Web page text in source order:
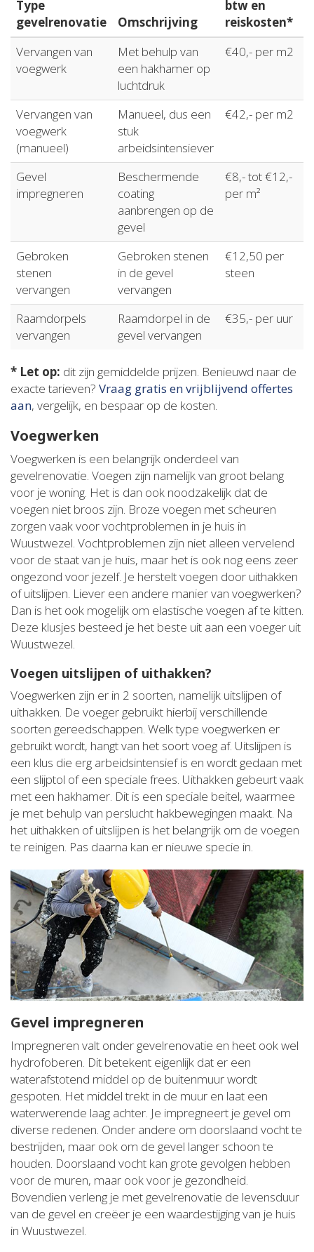
Type
gevelrenovatie
Omschrijving
btw en
reiskosten*
Vervangen van
voegwerk
Met behulp van
een hakhamer op
luchtdruk
€40,- per m2
Vervangen van
voegwerk
(manueel)
Manueel, dus een
stuk
arbeidsintensiever
€42,- per m2
Gevel
impregneren
Beschermende
coating
aanbrengen op de
gevel
€8,- tot €12,-
per m²
Gebroken
stenen
vervangen
Gebroken stenen
in de gevel
vervangen
€12,50 per
steen
Raamdorpels
vervangen
Raamdorpel in de
gevel vervangen
€35,- per uur
* Let op: dit zijn gemiddelde prijzen. Benieuwd naar de
exacte tarieven? Vraag gratis en vrijblijvend offertes
aan, vergelijk, en bespaar op de kosten.
Voegwerken
Voegwerken is een belangrijk onderdeel van
gevelrenovatie. Voegen zijn namelijk van groot belang
voor je woning. Het is dan ook noodzakelijk dat de
voegen niet broos zijn. Broze voegen met scheuren
zorgen vaak voor vochtproblemen in je huis in
Wuustwezel. Vochtproblemen zijn niet alleen vervelend
voor de staat van je huis, maar het is ook nog eens zeer
ongezond voor jezelf. Je herstelt voegen door uithakken
of uitslijpen. Liever een andere manier van voegwerken?
Dan is het ook mogelijk om elastische voegen af te kitten.
Deze klusjes besteed je het beste uit aan een voeger uit
Wuustwezel.
Voegen uitslijpen of uithakken?
Voegwerken zijn er in 2 soorten, namelijk uitslijpen of
uithakken. De voeger gebruikt hierbij verschillende
soorten gereedschappen. Welk type voegwerken er
gebruikt wordt, hangt van het soort voeg af. Uitslijpen is
een klus die erg arbeidsintensief is en wordt gedaan met
een slijptol of een speciale frees. Uithakken gebeurt vaak
met een hakhamer. Dit is een speciale beitel, waarmee
je met behulp van perslucht hakbewegingen maakt. Na
het uithakken of uitslijpen is het belangrijk om de voegen
te reinigen. Pas daarna kan er nieuwe specie in.
Gevel impregneren
Impregneren valt onder gevelrenovatie en heet ook wel
hydrofoberen. Dit betekent eigenlijk dat er een
waterafstotend middel op de buitenmuur wordt
gespoten. Het middel trekt in de muur en laat een
waterwerende laag achter. Je impregneert je gevel om
diverse redenen. Onder andere om doorslaand vocht te
bestrijden, maar ook om de gevel langer schoon te
houden. Doorslaand vocht kan grote gevolgen hebben
voor de muren, maar ook voor je gezondheid.
Bovendien verleng je met gevelrenovatie de levensduur
van de gevel en creëer je een waardestijging van je huis
in Wuustwezel.